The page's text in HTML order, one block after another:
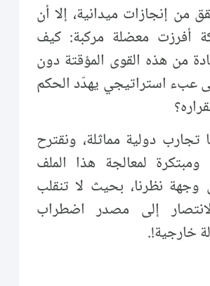
من إنجازات ميدانية، إلا أن
أفرزت معضلة مركبة: كيف
من هذه القوى المؤقتة دون
عبء استراتيجي يهدّد الحكم
دولية مماثلة، ونقترح
ومبتكرة لمعالجة هذا الملف
نظرنا، بحيث لا تنقلب
إلى مصدر اضطراب
خارجية!.